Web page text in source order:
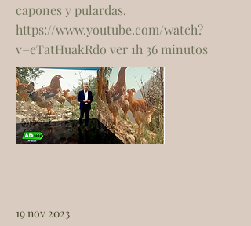
capones y pulardas.
https://www.youtube.com/watch?
v=eTatHuakRdo ver 1h 36 minutos
19 nov 2023